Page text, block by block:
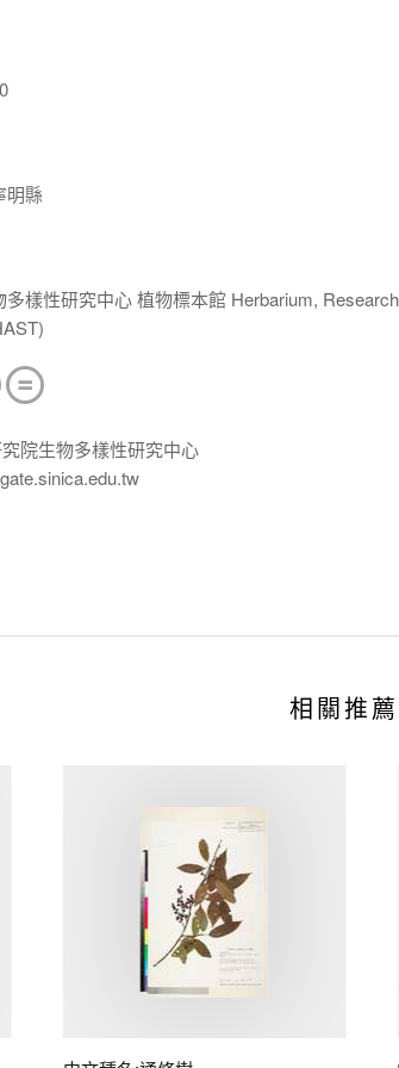
明縣
樣性研究中心 植物標本館 Herbarium,
院生物多樣性研究中心
相關推